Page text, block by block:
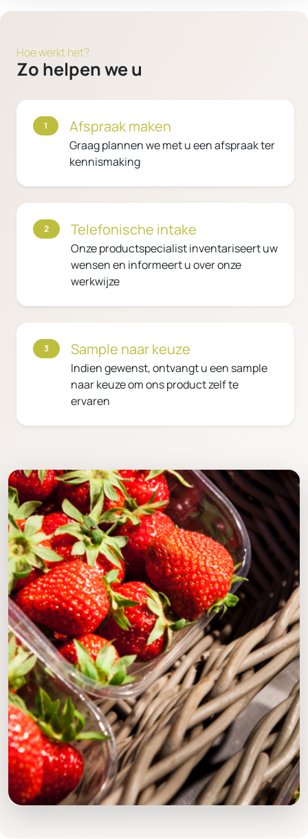
Hoe werkt het?
Zo helpen we u
1 Afspraak maken
Graag plannen we met u een afspraak ter
kennismaking
2 Telefonische intake
Onze productspecialist inventariseert uw
wensen en informeert u over onze
werkwijze
3 Sample naar keuze
Indien gewenst, ontvangt u een sample
naar keuze om ons product zelf te
ervaren